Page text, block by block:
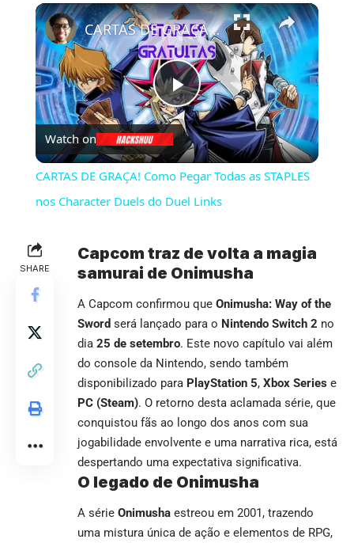
×
Play
Video
CARTAS DE GRAÇA! Como Pegar Todas as STAPLES nos Character Duels do Duel Links
Watch on
CARTAS DE GRAÇA! Como Pegar Todas as STAPLES
nos Character Duels do Duel Links
SHARE
Capcom traz de volta a magia
samurai de Onimusha
A Capcom confirmou que Onimusha: Way of the
Sword será lançado para o Nintendo Switch 2 no
dia 25 de setembro. Este novo capítulo vai além
do console da Nintendo, sendo também
disponibilizado para PlayStation 5, Xbox Series e
PC (Steam). O retorno desta aclamada série, que
conquistou fãs ao longo dos anos com sua
jogabilidade envolvente e uma narrativa rica, está
despertando uma expectativa significativa.
O legado de Onimusha
A série Onimusha estreou em 2001, trazendo
uma mistura única de ação e elementos de RPG,